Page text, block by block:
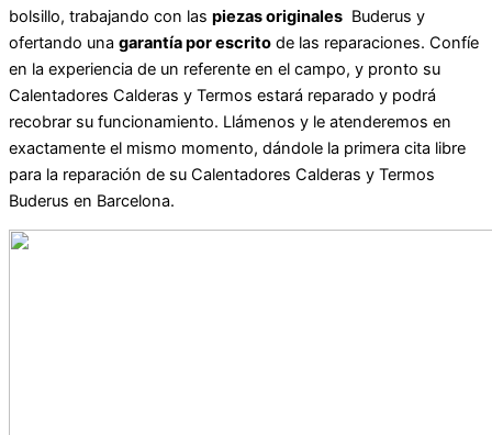
bolsillo, trabajando con las piezas originales Buderus y
ofertando una garantía por escrito de las reparaciones. Confíe
en la experiencia de un referente en el campo, y pronto su
Calentadores Calderas y Termos estará reparado y podrá
recobrar su funcionamiento. Llámenos y le atenderemos en
exactamente el mismo momento, dándole la primera cita libre
para la reparación de su Calentadores Calderas y Termos
Buderus en Barcelona.